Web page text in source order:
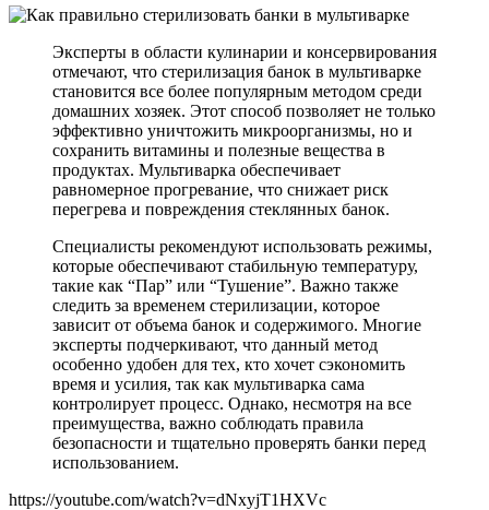
Эксперты в области кулинарии и консервирования
отмечают, что стерилизация банок в мультиварке
становится все более популярным методом среди
домашних хозяек. Этот способ позволяет не только
эффективно уничтожить микроорганизмы, но и
сохранить витамины и полезные вещества в
продуктах. Мультиварка обеспечивает
равномерное прогревание, что снижает риск
перегрева и повреждения стеклянных банок.
Специалисты рекомендуют использовать режимы,
которые обеспечивают стабильную температуру,
такие как “Пар” или “Тушение”. Важно также
следить за временем стерилизации, которое
зависит от объема банок и содержимого. Многие
эксперты подчеркивают, что данный метод
особенно удобен для тех, кто хочет сэкономить
время и усилия, так как мультиварка сама
контролирует процесс. Однако, несмотря на все
преимущества, важно соблюдать правила
безопасности и тщательно проверять банки перед
использованием.
https://youtube.com/watch?v=dNxyjT1HXVc